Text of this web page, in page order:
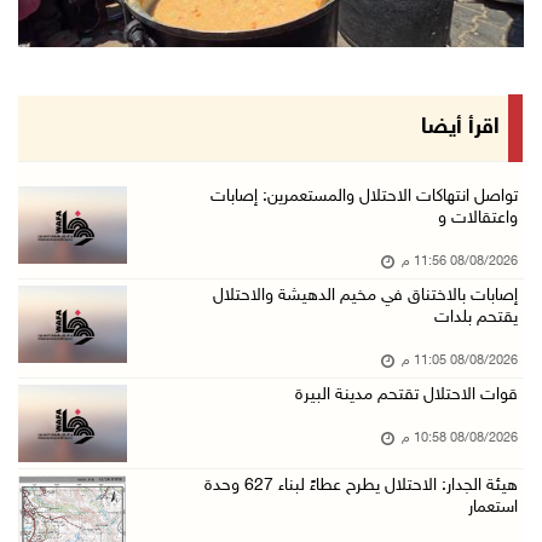
إصابات بالاختناق خلال مواجهات مع الاحتلال في ...
الاحتلال ينصب حواجز طيارة في محيط مخيم طولكرم ...
مستعمرون يهاجمون قرية أبو فلاح
مستعمرون يقتحمون بلدة بيت عور التحتا وقرية جل ...
08/آب/2026 06:39 م
الجامعة العربية الأمريكية تختتم فعاليات تخريج ...
اقرأ أيضا
تواصل انتهاكات الاحتلال والمستعمرين: إصابات
واعتقالات و
08/08/2026 11:56 م
إصابات بالاختناق في مخيم الدهيشة والاحتلال
يقتحم بلدات
08/08/2026 11:05 م
قوات الاحتلال تقتحم مدينة البيرة
08/08/2026 10:58 م
هيئة الجدار: الاحتلال يطرح عطاءً لبناء 627 وحدة
استعمار